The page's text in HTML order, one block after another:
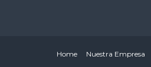
Home Nuestra Empresa